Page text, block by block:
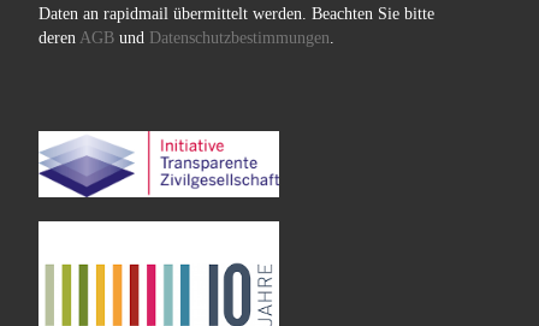
Daten an rapidmail übermittelt werden. Beachten Sie bitte
deren AGBund Datenschutzbestimmungen